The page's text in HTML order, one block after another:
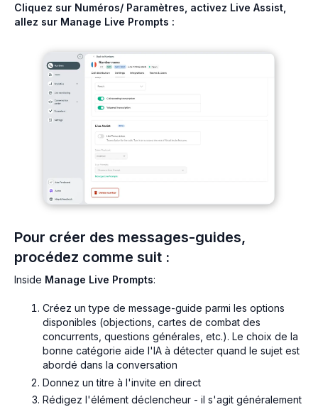
Cliquez sur Numéros/ Paramètres, activez Live Assist,
allez sur Manage Live Prompts :
Pour créer des messages-guides,
procédez comme suit :
Inside Manage Live Prompts:
Créez un type de message-guide parmi les options
disponibles (objections, cartes de combat des
concurrents, questions générales, etc.). Le choix de la
bonne catégorie aide l'IA à détecter quand le sujet est
abordé dans la conversation
Donnez un titre à l'invite en direct
Rédigez l'élément déclencheur - il s'agit généralement